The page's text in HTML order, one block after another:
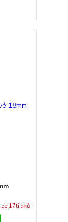
do 17ti dnů